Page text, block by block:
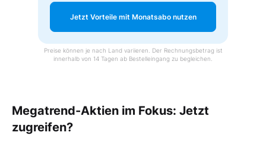
Jetzt Vorteile mit Monatsabo nutzen
Preise können je nach Land variieren. Der Rechnungsbetrag ist
innerhalb von 14 Tagen ab Bestelleingang zu begleichen.
Megatrend-Aktien im Fokus: Jetzt
zugreifen?